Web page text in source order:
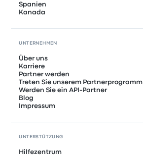
Spanien
Kanada
UNTERNEHMEN
Über uns
Karriere
Partner werden
Treten Sie unserem
Werden Sie ein API-Partner
Blog
Impressum
UNTERSTÜTZUNG
Hilfezentrum